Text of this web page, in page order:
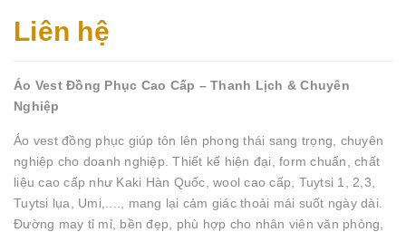
Liên hệ
Áo Vest Đồng Phục Cao Cấp – Thanh Lịch & Chuyên
Nghiệp
Áo vest đồng phục giúp tôn lên phong thái sang trọng, chuyên
nghiệp cho doanh nghiệp. Thiết kế hiện đại, form chuẩn, chất
liệu cao cấp như Kaki Hàn Quốc, wool cao cấp, Tuytsi 1, 2,3,
Tuytsi lụa, Umi,...., mang lại cảm giác thoải mái suốt ngày dài.
Đường may tỉ mỉ, bền đẹp, phù hợp cho nhân viên văn phòng,